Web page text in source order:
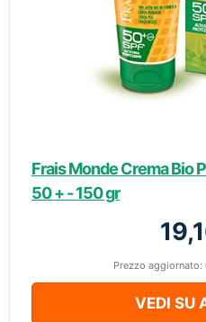
Frais Monde Crema Bio
50 + - 150 gr
Prezzo
VEDI SU